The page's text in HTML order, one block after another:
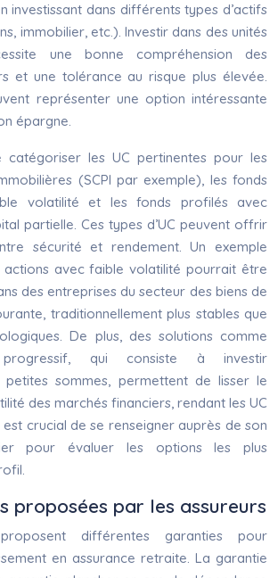
investissant dans différents types d’actifs
immobilier, etc.). Investir dans des unités
une bonne compréhension des
et une tolérance au risque plus élevée.
représenter une option intéressante
épargne.
catégoriser les UC pertinentes pour les
(SCPI par exemple), les fonds
volatilité et les fonds profilés avec
partielle. Ces types d’UC peuvent offrir
sécurité et rendement. Un exemple
avec faible volatilité pourrait être
des entreprises du secteur des biens de
traditionnellement plus stables que
De plus, des solutions comme
progressif, qui consiste à investir
petites sommes, permettent de lisser le
des marchés financiers, rendant les UC
est crucial de se renseigner auprès de son
pour évaluer les options les plus
proposées par les assureurs
différentes garanties pour
en assurance retraite. La garantie